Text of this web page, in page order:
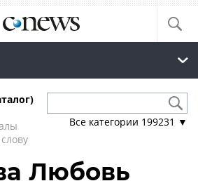
Все категории 199231 ▼
Любовь